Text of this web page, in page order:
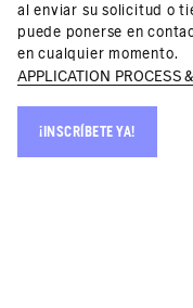
al enviar su solicitud o
puede ponerse en
en cualquier momento.
APPLICATION PROCESS
¡INSCRÍBETE YA!